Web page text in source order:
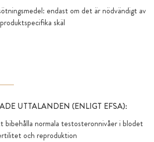
endast om det är nödvändigt av
skäl
UTTALANDEN (ENLIGT EFSA):
bibehålla normala testosteronnivåer i blodet
och reproduktion